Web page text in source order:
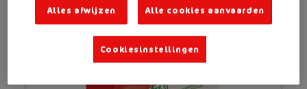
Alles afwijzen Alle cookies aanvaarden
Cookiesinstellingen